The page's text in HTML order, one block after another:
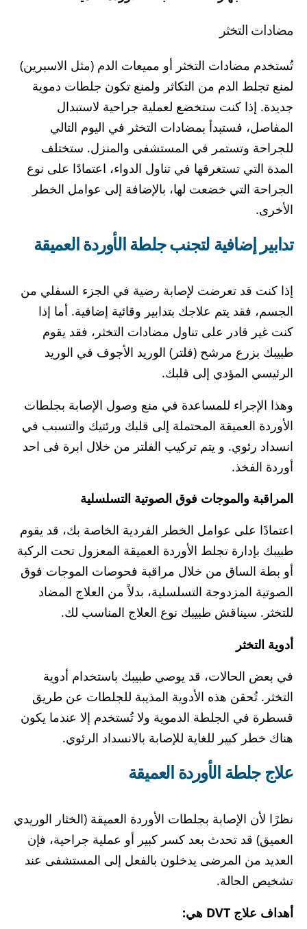
مضادات التخثر
تُستخدم مضادات التخثر أو مميعات الدم (مثل الاسبرين)
لمنع تجلط الدم من التكاثر ولمنع تكون جلطات دموية
جديدة. إذا كنت ستخضع لعملية جراحية لاستبدال
المفاصل، فستبدأ بمضادات التخثر في اليوم التالي
للجراحة وتستمر في المستشفى والمنزل. ستختلف
المدة التي تستغرقها في تناول الدواء، اعتمادًا على نوع
الجراحة التي خضعت لها، بالإضافة إلى عوامل الخطر
الأخرى.
تدابير إضافية لتجنب جلطة الأوردة العميقة
إذا كنت قد تعرضت لإصابة رضية في الجزء السفلي من
الجسم، فقد يتم علاجك بتدابير وقائية إضافية. أما إذا
كنت غير قادر على تناول مضادات التخثر، فقد يقوم
طبيبك بزرع مرشح (فلتر) الوريد الأجوف في الوريد
الرئيسي المؤدي إلى قلبك.
وهذا الإجراء للمساعدة في منع وصول الإصابة بجلطات
الأوردة العميقة المحتملة إلى قلبك ورئتيك والتسبب في
انسداد رئوي. و يتم تركيب الفلتر من خلال ابرة فى احد
أوردة الفخذ.
المراقبة والموجات فوق الصوتية التسلسلية
اعتمادًا على عوامل الخطر الفردية الخاصة بك، قد يقوم
طبيبك بإدارة تجلط الأوردة العميقة المعزول تحت الركبة
أو بطة الساق من خلال مراقبة فحوصات الموجات فوق
الصوتية المزدوجة التسلسلية، بدلاً من العلاج المضاد
للتخثر. سيناقش طبيبك نوع العلاج المناسب لك.
أدوية التخثر
في بعض الحالات، قد يوصي طبيبك باستخدام أدوية
التخثر. تُحقن هذه الأدوية المذيبة للجلطات عن طريق
قسطرة في الجلطة الدموية ولا تُستخدم إلا عندما يكون
هناك خطر كبير للغاية للإصابة بالانسداد الرئوي.
علاج جلطة الأوردة العميقة
نظرًا لأن الإصابة بجلطات الأوردة العميقة (الخثار الوريدي
العميق) قد تحدث بعد كسر كبير أو عملية جراحية، فإن
العديد من المرضى يدخلون بالفعل إلى المستشفى عند
تشخيص الحالة.
أهداف علاج DVT هي: